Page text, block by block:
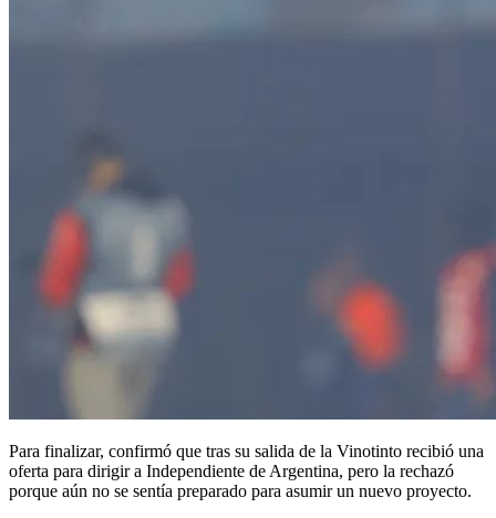
Para finalizar, confirmó que tras su salida de la Vinotinto recibió una
oferta para dirigir a Independiente de Argentina, pero la rechazó
porque aún no se sentía preparado para asumir un nuevo proyecto.